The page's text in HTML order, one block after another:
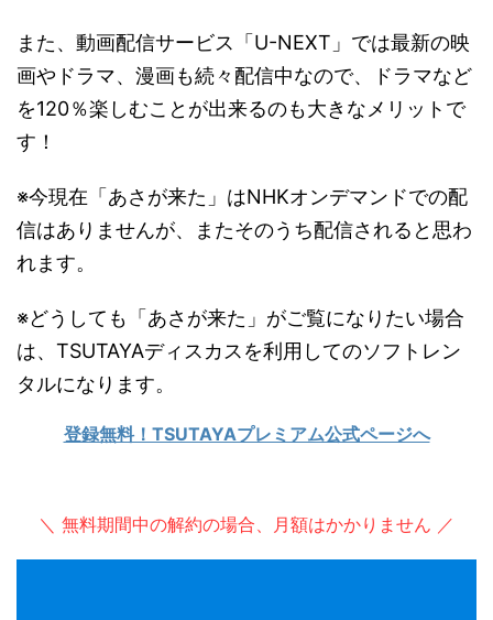
また、動画配信サービス「U-NEXT」では最新の映
画やドラマ、漫画も続々配信中なので、ドラマなど
を120％楽しむことが出来るのも大きなメリットで
す！
※今現在「あさが来た」はNHKオンデマンドでの配
信はありませんが、またそのうち配信されると思わ
れます。
※どうしても「あさが来た」がご覧になりたい場合
は、TSUTAYAディスカスを利用してのソフトレン
タルになります。
登録無料！TSUTAYAプレミアム公式ページへ
＼ 無料期間中の解約の場合、月額はかかりません ／